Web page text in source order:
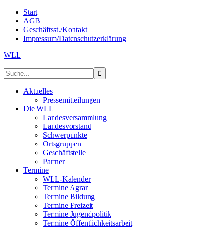
Start
AGB
Geschäftsst./Kontakt
Impressum/Datenschutzerklärung
WLL
Aktuelles
Pressemitteilungen
Die WLL
Landesversammlung
Landesvorstand
Schwerpunkte
Ortsgruppen
Geschäftstelle
Partner
Termine
WLL-Kalender
Termine Agrar
Termine Bildung
Termine Freizeit
Termine Jugendpolitik
Termine Öffentlichkeitsarbeit